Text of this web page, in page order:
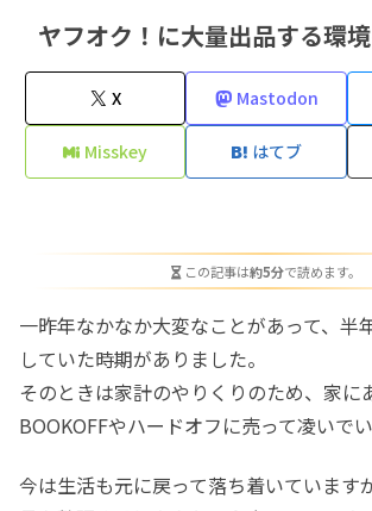
ヤフオク！に大量出品する環
X Mastodon
Misskey はてブ
この記事は約5分で読めます。
一昨年なかなか大変なことがあって、半
していた時期がありました。
そのときは家計のやりくりのため、家に
BOOKOFFやハードオフに売って凌いでい
今は生活も元に戻って落ち着いています